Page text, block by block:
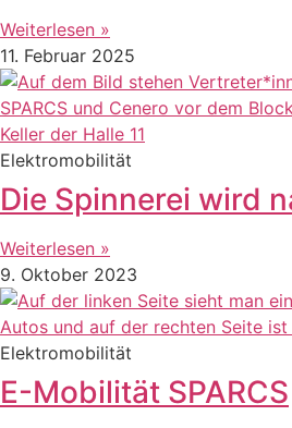
Weiterlesen »
11. Februar 2025
Elektromobilität
Die Spinnerei wird
Weiterlesen »
9. Oktober 2023
Elektromobilität
E-Mobilität SPARCS